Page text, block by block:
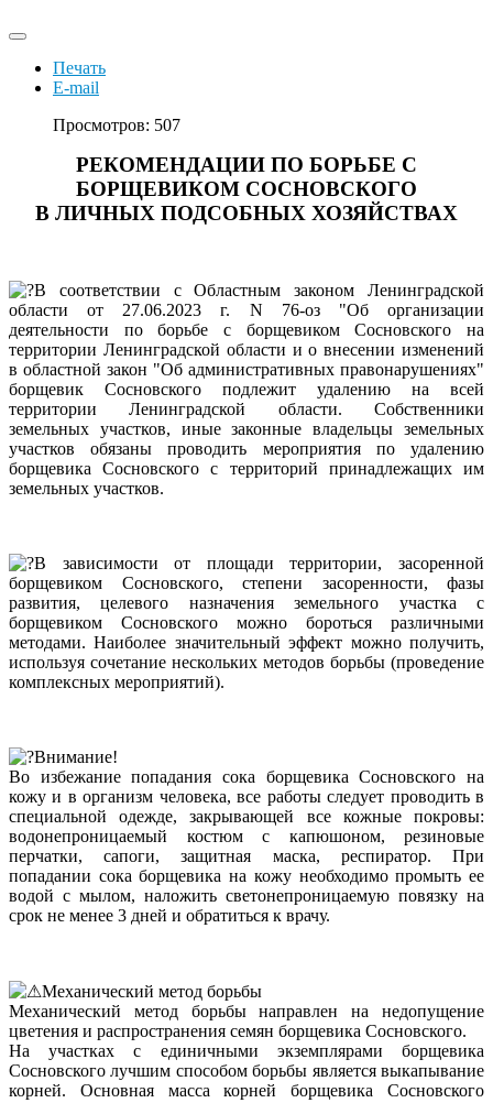
Печать
E-mail
Просмотров: 507
РЕКОМЕНДАЦИИ ПО БОРЬБЕ С
БОРЩЕВИКОМ СОСНОВСКОГО
В ЛИЧНЫХ ПОДСОБНЫХ ХОЗЯЙСТВАХ
В соответствии с Областным законом Ленинградской
области от 27.06.2023 г. N 76-оз "Об организации
деятельности по борьбе с борщевиком Сосновского на
территории Ленинградской области и о внесении изменений
в областной закон "Об административных правонарушениях"
борщевик Сосновского подлежит удалению на всей
территории Ленинградской области. Собственники
земельных участков, иные законные владельцы земельных
участков обязаны проводить мероприятия по удалению
борщевика Сосновского с территорий принадлежащих им
земельных участков.
В зависимости от площади территории, засоренной
борщевиком Сосновского, степени засоренности, фазы
развития, целевого назначения земельного участка с
борщевиком Сосновского можно бороться различными
методами. Наиболее значительный эффект можно получить,
используя сочетание нескольких методов борьбы (проведение
комплексных мероприятий).
Внимание!
Во избежание попадания сока борщевика Сосновского на
кожу и в организм человека, все работы следует проводить в
специальной одежде, закрывающей все кожные покровы:
водонепроницаемый костюм с капюшоном, резиновые
перчатки, сапоги, защитная маска, респиратор. При
попадании сока борщевика на кожу необходимо промыть ее
водой с мылом, наложить светонепроницаемую повязку на
срок не менее 3 дней и обратиться к врачу.
Механический метод борьбы
Механический метод борьбы направлен на недопущение
цветения и распространения семян борщевика Сосновского.
На участках с единичными экземплярами борщевика
Сосновского лучшим способом борьбы является выкапывание
корней. Основная масса корней борщевика Сосновского